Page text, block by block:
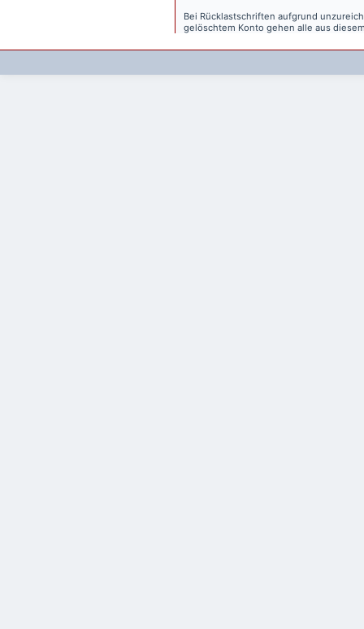
Bei Rücklastschriften aufgrund
gelöschtem Konto gehen alle aus